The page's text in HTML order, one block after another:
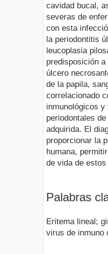
cavidad bucal,
severas de
con esta
la periodontitis
leucoplasia
predisposición
úlcero
de la papila,
correlacionado
inmunológicos
periodontales
adquirida. El
proporcionar la
humana,
de vida de
Palabras
Eritema lineal;
virus de inmuno